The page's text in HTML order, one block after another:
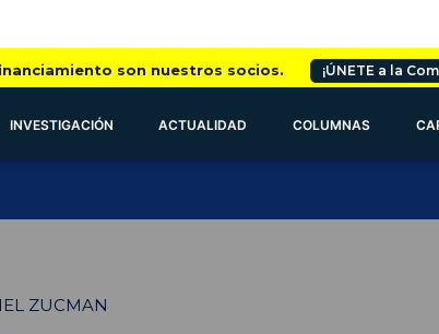
son nuestros socios. ¡ÚNETE a la
INVESTIGACIÓN ACTUALIDAD COLUMNAS
ZUCMAN